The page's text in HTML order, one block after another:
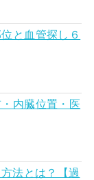
と血管探し６
内臓位置・医
法とは？【過